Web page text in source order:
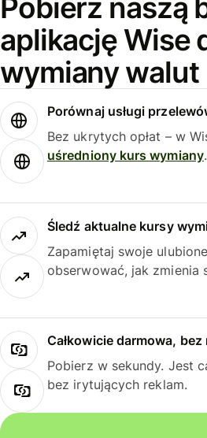
Pobierz naszą
aplikację Wise
wymiany walut
Porównaj usługi
Bez ukrytych opłat – w
uśredniony kurs wymiany.
Śledź aktualne kursy
Zapamiętaj swoje
obserwować, jak zmienia
Całkowicie darmowa, bez
Pobierz w sekundy. Jest
bez irytujących reklam.